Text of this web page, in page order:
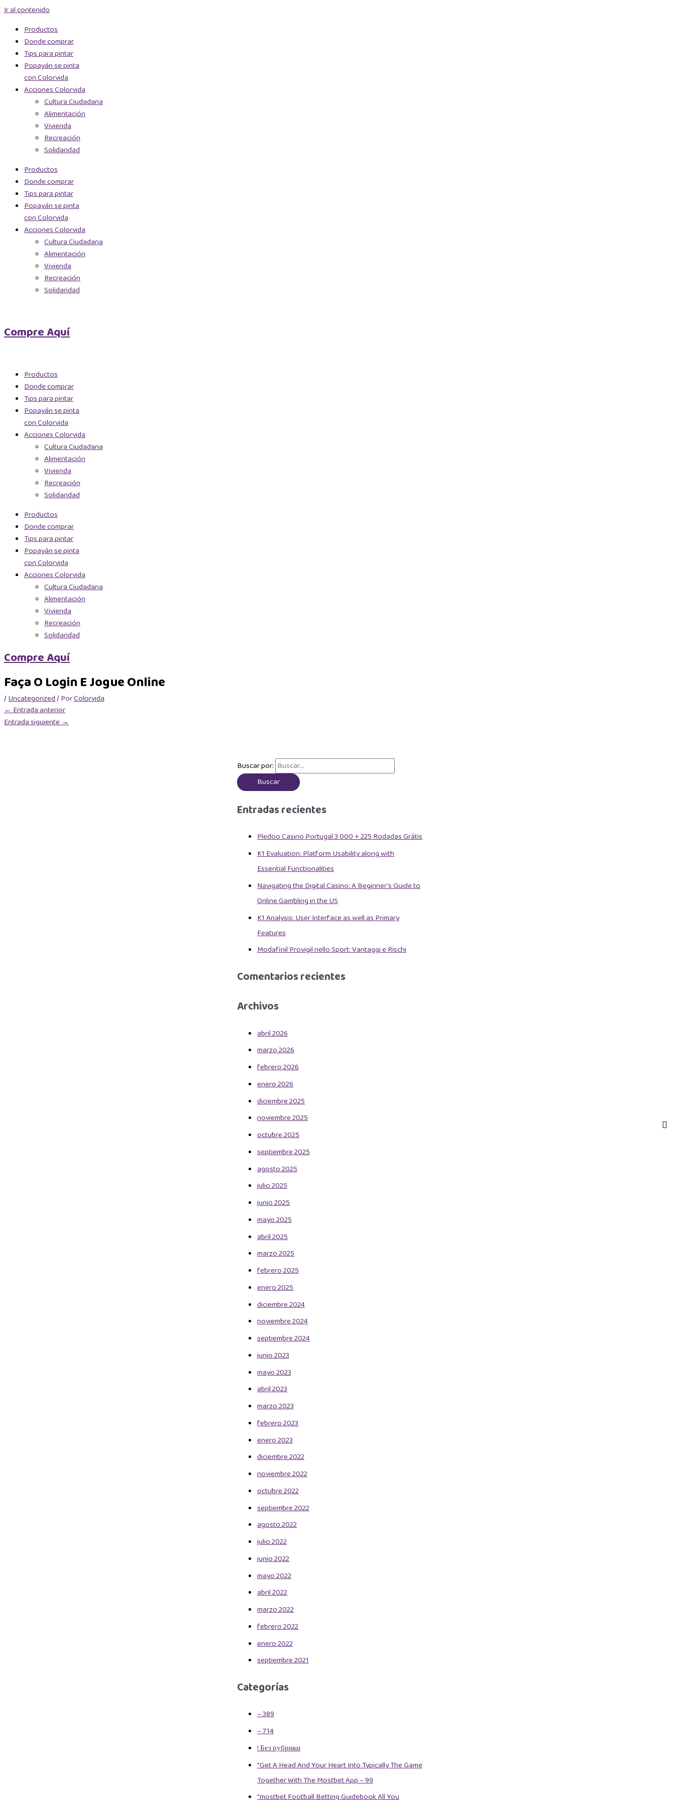
Ir al contenido
Productos
Donde comprar
Tips para pintar
Popayán se pinta
con Colorvida
Acciones Colorvida
Cultura Ciudadana
Alimentación
Vivienda
Recreación
Solidaridad
Productos
Donde comprar
Tips para pintar
Popayán se pinta
con Colorvida
Acciones Colorvida
Cultura Ciudadana
Alimentación
Vivienda
Recreación
Solidaridad
Compre Aquí
Productos
Donde comprar
Tips para pintar
Popayán se pinta
con Colorvida
Acciones Colorvida
Cultura Ciudadana
Alimentación
Vivienda
Recreación
Solidaridad
Productos
Donde comprar
Tips para pintar
Popayán se pinta
con Colorvida
Acciones Colorvida
Cultura Ciudadana
Alimentación
Vivienda
Recreación
Solidaridad
Compre Aquí
Faça O Login E Jogue Online
/Uncategorized/ PorColorvida
←Entrada anterior
Entrada siguiente→
Buscar por:
Entradas recientes
Pledoo Casino Portugal 3 000 + 225 Rodadas Grátis
K1 Evaluation: Platform Usability along with
Essential Functionalities
Navigating the Digital Casino: A Beginner’s Guide to
Online Gambling in the US
K1 Analysis: User Interface as well as Primary
Features
Modafinil Provigil nello Sport: Vantaggi e Rischi
Comentarios recientes
Archivos
abril 2026
marzo 2026
febrero 2026
enero 2026
diciembre 2025
noviembre 2025
octubre 2025
septiembre 2025
agosto 2025
julio 2025
junio 2025
mayo 2025
abril 2025
marzo 2025
febrero 2025
enero 2025
diciembre 2024
noviembre 2024
septiembre 2024
junio 2023
mayo 2023
abril 2023
marzo 2023
febrero 2023
enero 2023
diciembre 2022
noviembre 2022
octubre 2022
septiembre 2022
agosto 2022
julio 2022
junio 2022
mayo 2022
abril 2022
marzo 2022
febrero 2022
enero 2022
septiembre 2021
Categorías
– 389
– 714
! Без рубрики
"Get A Head And Your Heart Into Typically The Game
Together With The Mostbet App – 99
"mostbet Football Betting Guidebook All You